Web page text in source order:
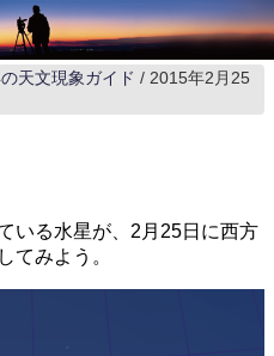
天文現象ガイド
2015年2月25
いる水星が、2月25日に西方
てみよう。